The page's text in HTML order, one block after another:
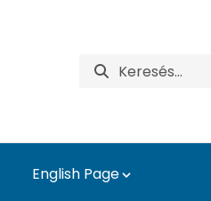
English Page